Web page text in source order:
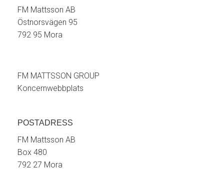
FM Mattsson AB
Östnorsvägen 95
792 95 Mora
FM MATTSSON GROUP
Koncernwebbplats
POSTADRESS
FM Mattsson AB
Box 480
792 27 Mora